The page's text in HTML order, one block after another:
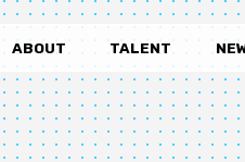
ABOUT TALENT